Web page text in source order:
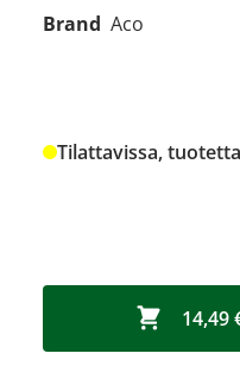
Brand Aco
Tilattavissa,
14,49